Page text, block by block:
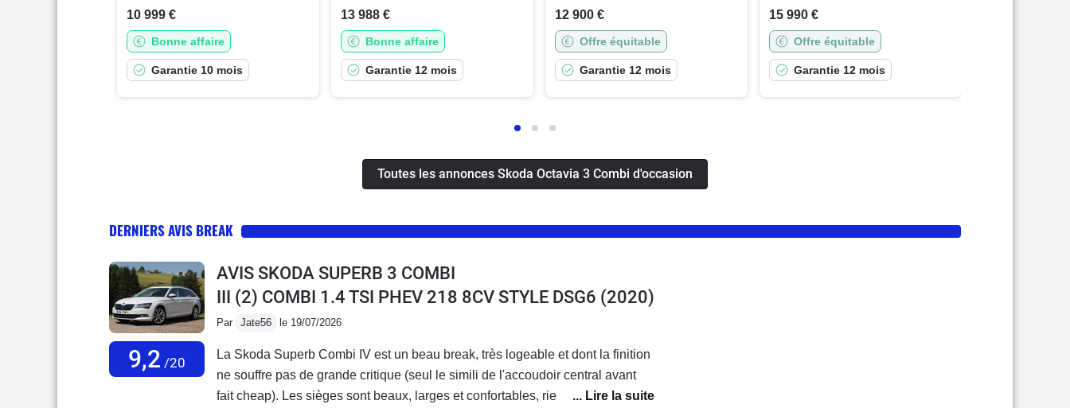
10 999 €
Bonne affaire
Garantie 10 mois
13 988 €
Bonne affaire
Garantie 12 mois
12 900 €
Offre équitable
Garantie 12 mois
15 990 €
Offre équitable
Garantie 12 mois
Toutes les annonces Skoda Octavia 3 Combi d'occasion
DERNIERS AVIS BREAK
9,2 /20
AVIS SKODA SUPERB 3 COMBI
III (2) COMBI 1.4 TSI PHEV 218 8CV STYLE DSG6 (2020)
Par Jate56 le 19/07/2026
La Skoda Superb Combi IV est un beau break, très logeable et dont la finition
ne souffre pas de grande critique (seul le simili de l'accoudoir central avant
fait cheap). Les sièges sont beaux, larges et confortables, rien à redire. les